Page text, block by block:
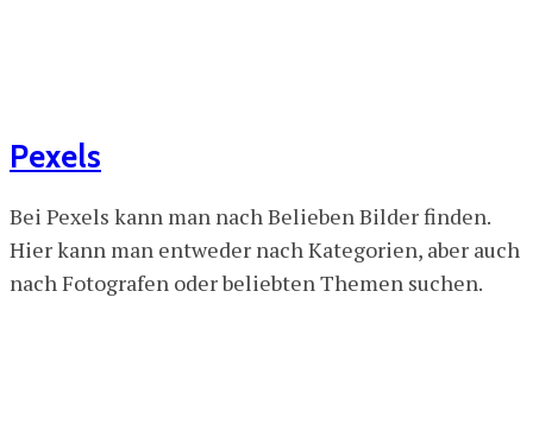
Pexels
Bei Pexels kann man nach Belieben Bilder finden.
Hier kann man entweder nach Kategorien, aber auch
nach Fotografen oder beliebten Themen suchen.